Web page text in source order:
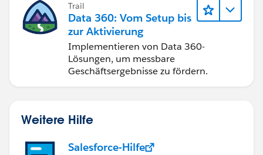
Trail
Data 360: Vom Setup bis
zur Aktivierung
Implementieren von Data 360-
Lösungen, um messbare
Geschäftsergebnisse zu fördern.
Weitere Hilfe
Salesforce-Hilfe